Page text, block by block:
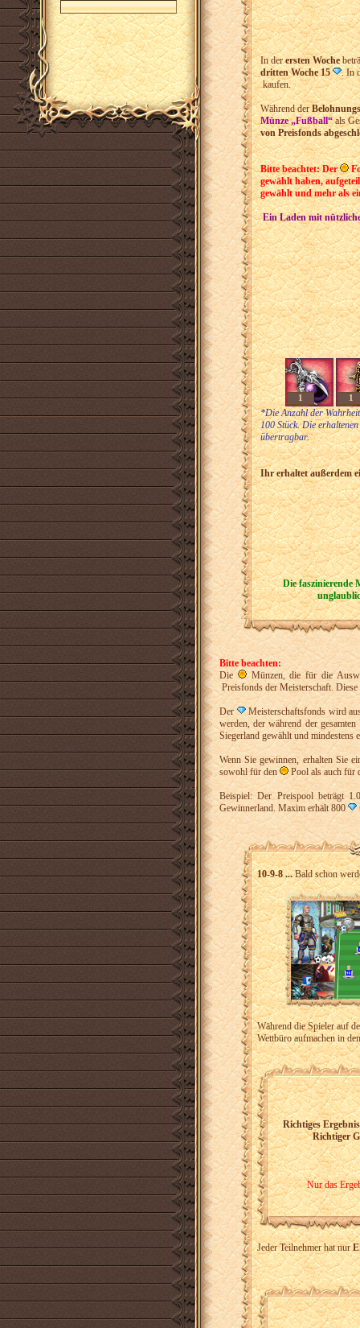
In derersten Woche
dritten Woche 15
. In
kaufen.
Während der
Münze „Fußball“als
von Preisfonds
Bitte beachtet: Der
gewählt haben,
gewählt und mehr als
Ein Laden mit
1 1
*Die Anzahl der
100 Stück. Die
übertragbar.
Ihr erhaltet außerdem
Die faszinierende
Bitte beachten:
Die
Münzen, die für die
Preisfonds der Meisterschaft. Diese
Der
Meisterschaftsfonds wird
werden, der während der
Siegerland gewählt und mindestens
Wenn Sie gewinnen, erhalten Sie
sowohl für den
Pool als auch für
Beispiel: Der Preispool beträgt
Gewinnerland. Maxim erhält 800
10-9-8 ...Bald schon
Während die Spieler auf
Wettbüro aufmachen in
Richtiges
Richtiger
Nur das
Jeder Teilnehmer hat nur